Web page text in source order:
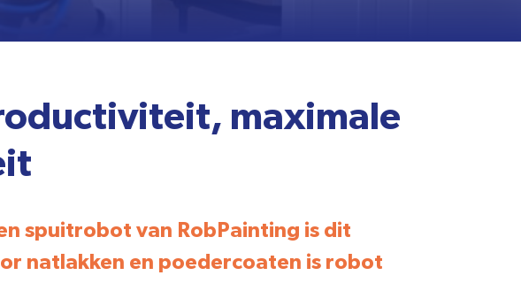
maximale
spuitrobot van RobPainting is dit
natlakken en poedercoaten is robot